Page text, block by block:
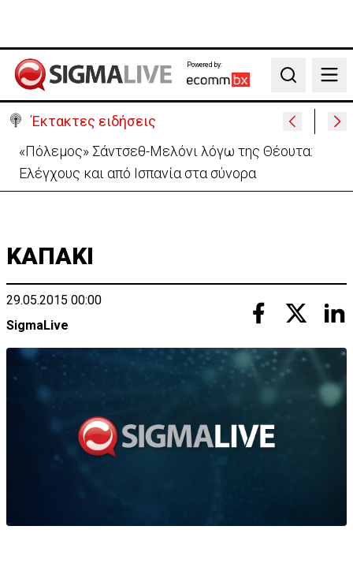
Powered by:
Search
Έκτακτες ειδήσεις
30 χρόνια από τις δολοφονίες Ισαάκ-Σολωμού-
Εκδήλωση μνήμης απόψε στο Παραλίμνι
ΚΑΠΑΚΙ
29.05.2015 00:00
SigmaLive